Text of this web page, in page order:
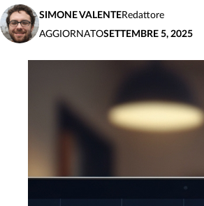
SIMONE VALENTERedattore
AGGIORNATOSETTEMBRE 5, 2025